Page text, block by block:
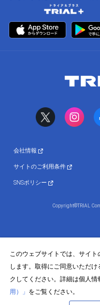
会社情報
サイトのご利用条件
SNSポリシー
Copyright©TRIAL
このウェブサイトでは、サイ
します。取得にご同意いただ
クしてください。詳細は個人情
用）」 をご覧ください。